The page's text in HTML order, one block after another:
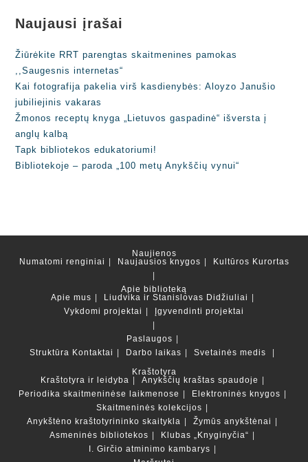
Naujausi įrašai
Žiūrėkite RRT parengtas skaitmenines pamokas
,,Saugesnis internetas“
Kai fotografija pakelia virš kasdienybės: Aloyzo Janušio
jubiliejinis vakaras
Žmonos receptų knyga „Lietuvos gaspadinė“ išversta į
anglų kalbą
Tapk bibliotekos edukatoriumi!
Bibliotekoje – paroda „100 metų Anykščių vynui“
Naujienos
Numatomi renginiai
Naujausios knygos Kultūros Kurortas
Apie biblioteką
Apie mus
Liudvika ir Stanislovas Didžiuliai
Vykdomi projektai
Įgyvendinti projektai
Paslaugos
Struktūra Kontaktai Darbo laikas
Svetainės medis
Kraštotyra
Kraštotyra ir leidyba
Anykščių kraštas spaudoje
Periodika skaitmeninėse laikmenose
Elektroninės knygos
Skaitmeninės kolekcijos
Anykštėno kraštotyrininko skaitykla
Žymūs anykštėnai
Asmeninės bibliotekos
Klubas „Knyginyčia“
I. Girčio atminimo kambarys